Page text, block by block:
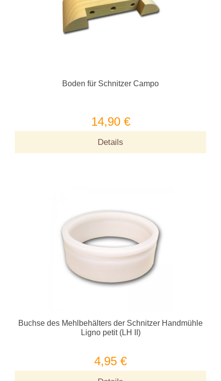
Boden für Schnitzer Campo
14,90 €
Details
Buchse des Mehlbehälters der Schnitzer Handmühle
Ligno petit (LH II)
4,95 €